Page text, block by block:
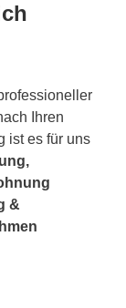
Ihren
ist es für uns
&